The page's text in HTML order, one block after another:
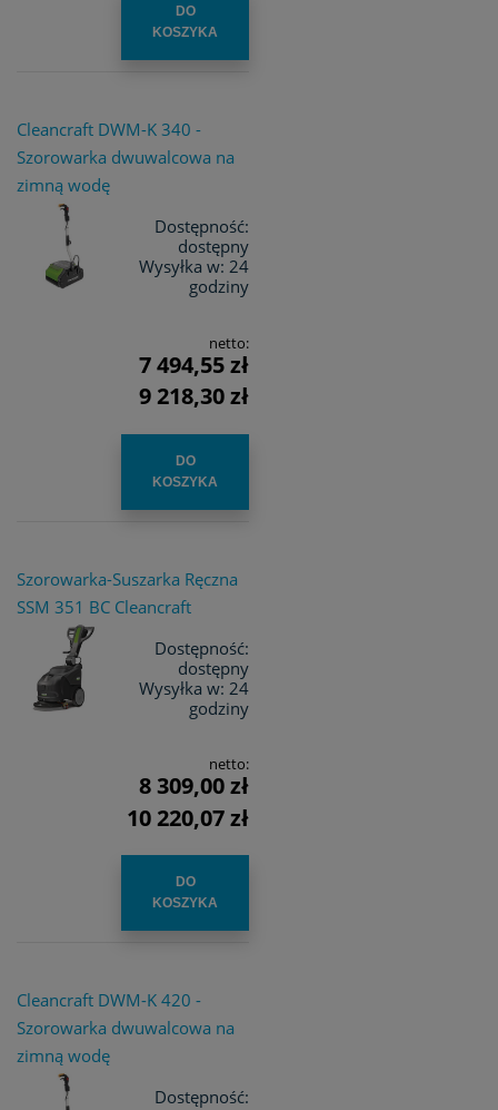
DO
KOSZYKA
Cleancraft DWM-K 340 -
Szorowarka dwuwalcowa na
zimną wodę
Dostępność:
dostępny
Wysyłka w: 24
godziny
netto:
7 494,55 zł
9 218,30 zł
DO
KOSZYKA
Szorowarka-Suszarka Ręczna
SSM 351 BC Cleancraft
Dostępność:
dostępny
Wysyłka w: 24
godziny
netto:
8 309,00 zł
10 220,07 zł
DO
KOSZYKA
Cleancraft DWM-K 420 -
Szorowarka dwuwalcowa na
zimną wodę
Dostępność: